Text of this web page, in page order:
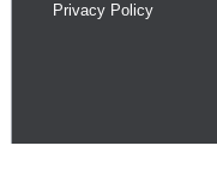
Privacy Policy